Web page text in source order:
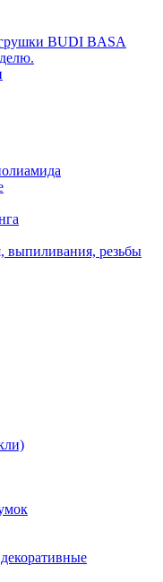
BUDI BASA
выпиливания, резьбы